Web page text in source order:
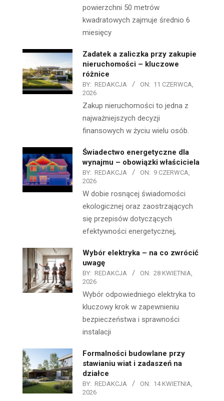
powierzchni 50 metrów
kwadratowych zajmuje średnio 6
miesięcy
Zadatek a zaliczka przy zakupie
nieruchomości – kluczowe
różnice
BY: REDAKCJA ON: 11 CZERWCA,
2026
Zakup nieruchomości to jedna z
najważniejszych decyzji
finansowych w życiu wielu osób.
Świadectwo energetyczne dla
wynajmu – obowiązki właściciela
BY: REDAKCJA ON: 9 CZERWCA,
2026
W dobie rosnącej świadomości
ekologicznej oraz zaostrzających
się przepisów dotyczących
efektywności energetycznej,
Wybór elektryka – na co zwrócić
uwagę
BY: REDAKCJA ON: 28 KWIETNIA,
2026
Wybór odpowiedniego elektryka to
kluczowy krok w zapewnieniu
bezpieczeństwa i sprawności
instalacji
Formalności budowlane przy
stawianiu wiat i zadaszeń na
działce
BY: REDAKCJA ON: 14 KWIETNIA,
2026